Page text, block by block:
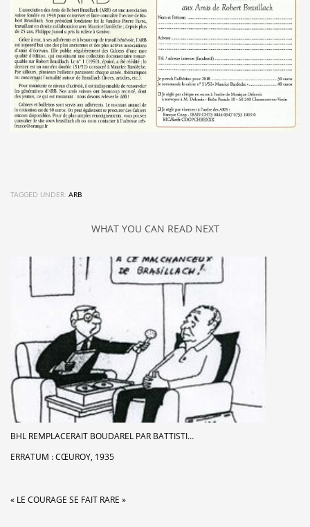
TAGGED UNDER: ARB
WHAT YOU CAN READ NEXT
BHL REMPLACERAIT BOUDAREL PAR BATTISTI…
ERRATUM : CŒUROY, 1935
« LE COURAGE SE FAIT RARE »